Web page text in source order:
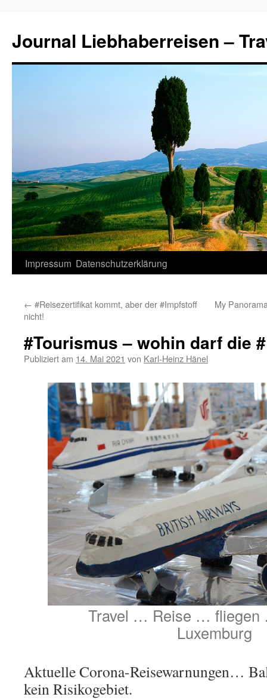
Journal Liebhaberreisen –
Zum
springen
Impressum Datenschutzerklärung
← #Reisezertifikat kommt, aber der #Impfstoff
nicht!
My
#Tourismus – wohin darf die
Publiziert am 14. Mai 2021 von Karl-Heinz Hänel
Travel … Reise … fliegen
Luxemburg
Aktuelle Corona-Reisewarnungen…
kein Risikogebiet.